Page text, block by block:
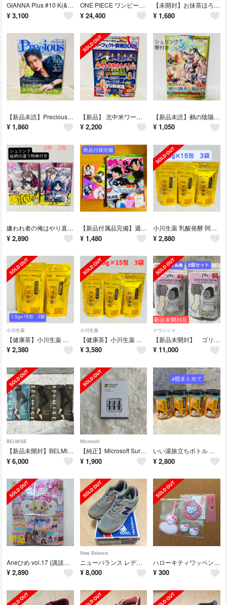
GIANNA Plus #10 K(&TEAM)／back 綱啓永＆樋口幸平
¥ 3,100
ONE PIECE ワンピース ナツコミ 夏コミ 2026 カード ルフィ 5枚
¥ 24,400
【未開封】お抹茶ほろり 抹茶キャンディ 4袋セット
¥ 1,680
【新品未読】Precious 目黒蓮 特別版 2026年7月 プレシャス
¥ 1,860
【新品】 北中米ワールドカップ2026 パーフェクト観戦BOOK
¥ 2,200
【新品未読】鵺の陰陽師 15巻 シュリンク帯付き
¥ 1,050
嫌われ者の俺はやり直しの世界で義弟達にごまをする ② 特典付き2冊 犬崎ヨナ
¥ 2,890
【新品付属品完備】週刊少年サンデーS 2026年 7月号 コナンカード付
¥ 1,480
小川生薬 乳酸発酵 阿波番茶 1.5g×15包 3袋セット
¥ 2,880
小川生薬
【健康茶】小川生薬 乳酸発酵 阿波番茶 (1.5g×15包) 2袋セット
¥ 2,380
小川生薬
【健康茶】小川生薬 乳酸発酵 阿波番茶 (1.5g×15包) 3袋セット
¥ 3,580
ドウシシャ
【新品未開封】 ゴリラのひとつかみ パープル色 2個セット ふくらはぎケア
¥ 11,000
BELMISE
【新品未開封】BELMISE 着圧レギンス LL サイズ 計3足
¥ 6,000
Microsoft
【純正】Microsoft Surface ペン先キット GFU-00007
¥ 1,900
いい湯旅立ちボトル にごり湯 金木犀の香り 660g✖️4個
¥ 2,800
Aneひめ vol.17 (講談社MOOK) 付録付き シルバニア フローラ
¥ 2,890
New Balance
ニューバランス レディース スニーカー
¥ 8,000
ハローキティワッペン&ネームワッペン
¥ 300